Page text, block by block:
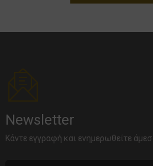
Newsletter
Κάντε εγγραφή και ενημερωθείτε